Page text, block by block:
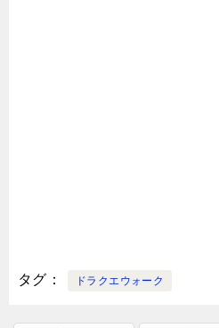
タグ ドラクエウォーク